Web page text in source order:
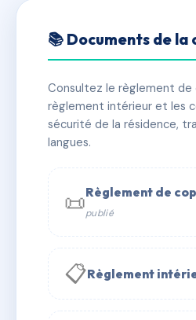
DU BOIS (026)
✓ Immatriculée 🏠 24 lots
📞 Contacter Syndic Digital
📚 Documents de
Consultez le règlement
règlement intérieur et les
sécurité de la résidence,
langues.
📜Règlement de
publié
📋Règlement